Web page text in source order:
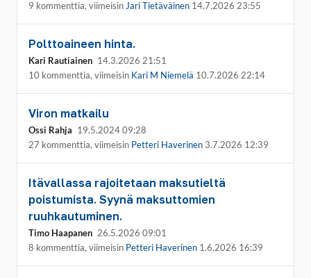
9 kommenttia, viimeisin Jari Tietäväinen 14.7.2026 23:55
Polttoaineen hinta.
Kari Rautiainen 14.3.2026 21:51
10 kommenttia, viimeisin Kari M Niemelä 10.7.2026 22:14
Viron matkailu
Ossi Rahja 19.5.2024 09:28
27 kommenttia, viimeisin Petteri Haverinen 3.7.2026 12:39
Itävallassa rajoitetaan maksutieltä
poistumista. Syynä maksuttomien
ruuhkautuminen.
Timo Haapanen 26.5.2026 09:01
8 kommenttia, viimeisin Petteri Haverinen 1.6.2026 16:39